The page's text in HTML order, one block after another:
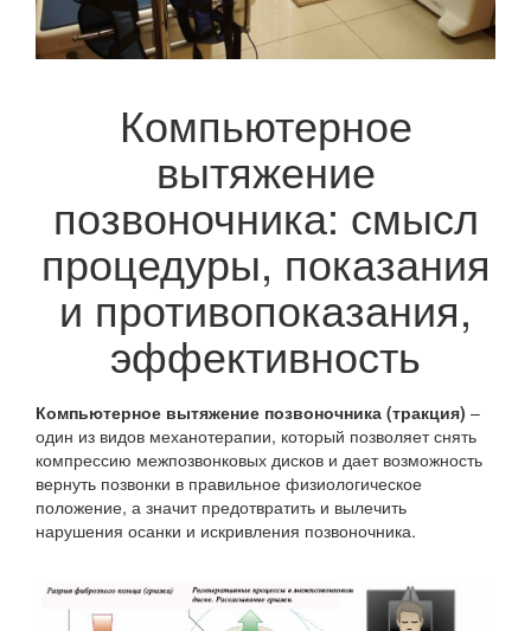
Компьютерное
вытяжение
позвоночника: смысл
процедуры, показания
и противопоказания,
эффективность
Компьютерное вытяжение позвоночника (тракция) –
один из видов механотерапии, который позволяет снять
компрессию межпозвонковых дисков и дает возможность
вернуть позвонки в правильное физиологическое
положение, а значит предотвратить и вылечить
нарушения осанки и искривления позвоночника.